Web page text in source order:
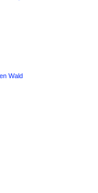
Wald